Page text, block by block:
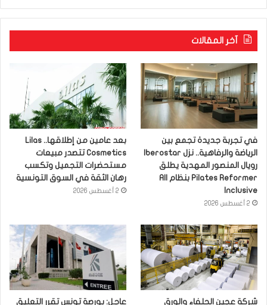
آخر المقالات
في تجربة جديدة تجمع بين
رويال المنصور المهدية يطلق
Pilates Reformer بنظام All
Inclusive
2 أغسطس 2026
بعد عامين من إطلاقها.. Lilas
Cosmetics تتصدر مبيعات
مستحضرات التجميل وتكسب
رهان الثقة في السوق التونسية
2 أغسطس 2026
شركة عجين الحلفاء والورق عاجل: بورصة تونس تقرر التعليق